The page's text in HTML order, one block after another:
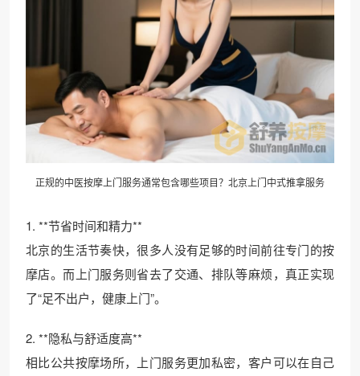
正规的中医按摩上门服务通常包含哪些项目？北京上门中式推拿服务
1. **节省时间和精力**
北京的生活节奏快，很多人没有足够的时间前往专门的按
摩店。而上门服务则省去了交通、排队等麻烦，真正实现
了“足不出户，健康上门”。
2. **隐私与舒适度高**
相比公共按摩场所，上门服务更加私密，客户可以在自己